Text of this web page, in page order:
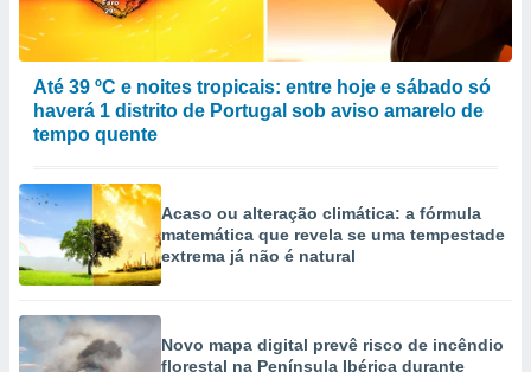
Até 39 ºC e noites tropicais: entre hoje e sábado só
haverá 1 distrito de Portugal sob aviso amarelo de
tempo quente
Acaso ou alteração climática: a fórmula
matemática que revela se uma tempestade
extrema já não é natural
Novo mapa digital prevê risco de incêndio
florestal na Península Ibérica durante